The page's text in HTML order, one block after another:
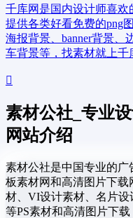
千库网是国内设计师喜欢
提供各类好看免费的png
海报背景、banner背景、
车背景等，找素材就上千
素材公社_专业
网站介绍
素材公社是中国专业的
板素材网和高清图片下
材、VI设计素材、名片设
等PS素材和高清图片下